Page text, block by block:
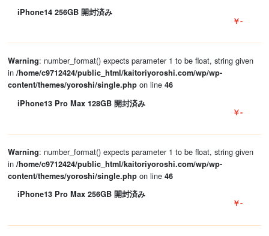
iPhone14 256GB 開封済み
￥-
Warning: number_format() expects parameter 1 to be float, string given
in /home/c9712424/public_html/kaitoriyoroshi.com/wp/wp-
content/themes/yoroshi/single.phpon line 46
iPhone13 Pro Max 128GB 開封済み
￥-
Warning: number_format() expects parameter 1 to be float, string given
in /home/c9712424/public_html/kaitoriyoroshi.com/wp/wp-
content/themes/yoroshi/single.phpon line 46
iPhone13 Pro Max 256GB 開封済み
￥-